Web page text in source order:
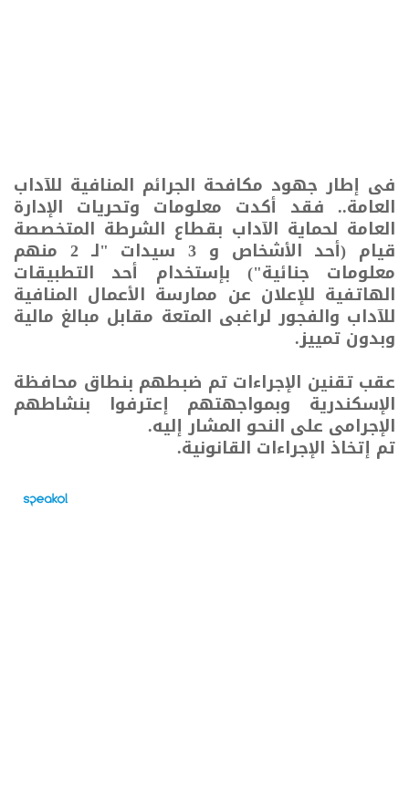
فى إطار جهود مكافحة الجرائم المنافية للآداب
العامة.. فقد أكدت معلومات وتحريات الإدارة
العامة لحماية الآداب بقطاع الشرطة المتخصصة
قيام (أحد الأشخاص و 3 سيدات "لـ 2 منهم
معلومات جنائية") بإستخدام أحد التطبيقات
الهاتفية للإعلان عن ممارسة الأعمال المنافية
للآداب والفجور لراغبى المتعة مقابل مبالغ مالية
وبدون تمييز.
عقب تقنين الإجراءات تم ضبطهم بنطاق محافظة
الإسكندرية وبمواجهتهم إعترفوا بنشاطهم
الإجرامى على النحو المشار إليه.
تم إتخاذ الإجراءات القانونية.